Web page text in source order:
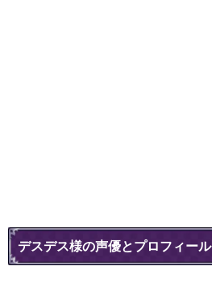
デスデス様の声優とプロフィール